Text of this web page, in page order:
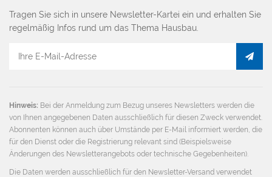
Tragen Sie sich in unsere Newsletter-Kartei ein und erhalten Sie
regelmäßig Infos rund um das Thema Hausbau.
Hinweis: Bei der Anmeldung zum Bezug unseres Newsletters werden die
von Ihnen angegebenen Daten ausschließlich für diesen Zweck verwendet.
Abonnenten können auch über Umstände per E-Mail informiert werden, die
für den Dienst oder die Registrierung relevant sind (Beispielsweise
Änderungen des Newsletterangebots oder technische Gegebenheiten).
Die Daten werden ausschließlich für den Newsletter-Versand verwendet